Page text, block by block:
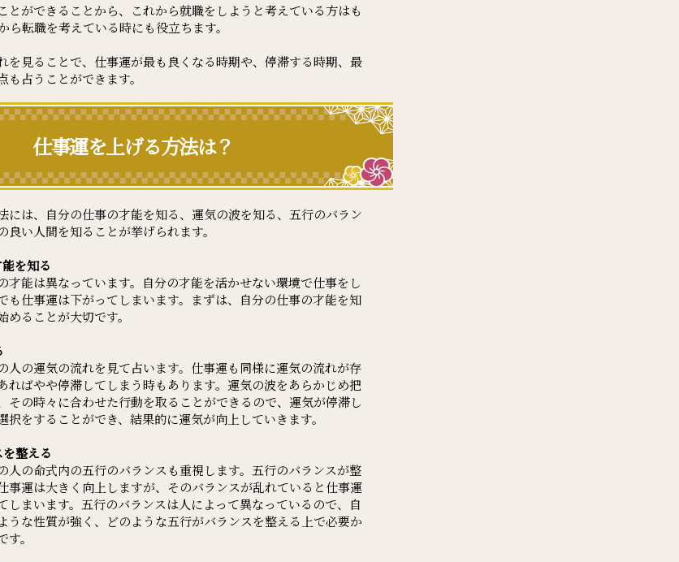
とができることから、これから就職をしようと考えている方はも
ら転職を考えている時にも役立ちます。
を見ることで、仕事運が最も良くなる時期や、停滞する時期、最
占うことができます。
仕事運を上げる方法は？
には、自分の仕事の才能を知る、運気の波を知る、五行のバラン
良い人間を知ることが挙げられます。
を知る
能は異なっています。自分の才能を活かせない環境で仕事をし
も仕事運は下がってしまいます。まずは、自分の仕事の才能を知
めることが大切です。
の運気の流れを見て占います。仕事運も同様に運気の流れが存
ればやや停滞してしまう時もあります。運気の波をあらかじめ把
その時々に合わせた行動を取ることができるので、運気が停滞し
択をすることができ、結果的に運気が向上していきます。
整える
の命式内の五行のバランスも重視します。五行のバランスが整
事運は大きく向上しますが、そのバランスが乱れていると仕事運
しまいます。五行のバランスは人によって異なっているので、自
うな性質が強く、どのような五行がバランスを整える上で必要か
。